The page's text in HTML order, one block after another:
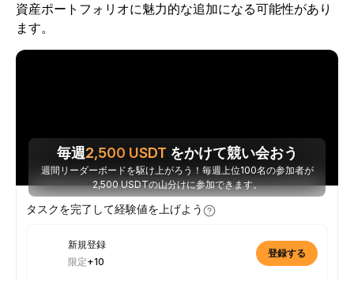
資産ポートフォリオに魅力的な追加になる可能性があり
ます。
毎週2,500 USDT をかけて競い会おう
週間リーダーボードを駆け上がろう！毎週上位100名の参加者が
2,500 USDTの山分けに参加できます。
タスクを完了して経験値を上げよう
新規登録
限定+10
登録する